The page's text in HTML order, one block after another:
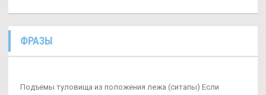
ФРАЗЫ
Подъемы туловища из положения лежа (ситапы) Если